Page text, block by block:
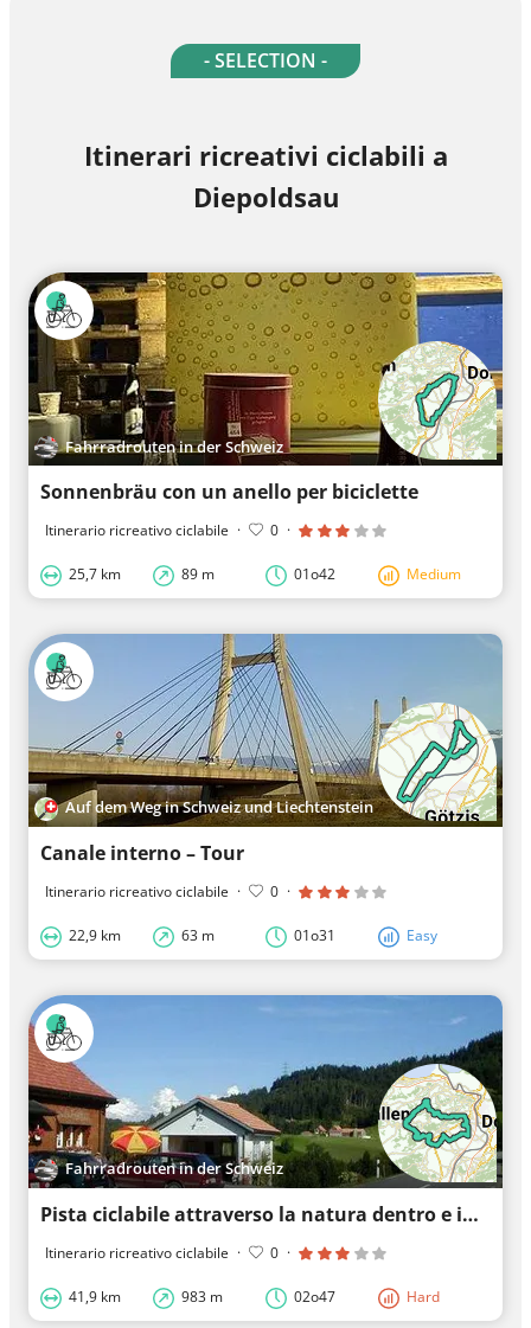
- SELECTION -
Itinerari ricreativi ciclabili a
Diepoldsau
Fahrradrouten in der Schweiz
Sonnenbräu con un anello per biciclette
Itinerario ricreativo ciclabile · 0 ·
25,7 km 89 m 01o42 Medium
Auf dem Weg in Schweiz und Liechtenstein
Canale interno – Tour
Itinerario ricreativo ciclabile · 0 ·
22,9 km 63 m 01o31 Easy
Fahrradrouten in der Schweiz
Pista ciclabile attraverso la natura dentro e intorno al Passo Ruppen
Itinerario ricreativo ciclabile · 0 ·
41,9 km 983 m 02o47 Hard